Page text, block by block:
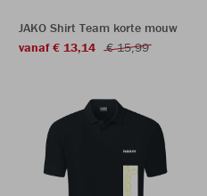
JAKO Shirt Team korte mouw
vanaf € 13,14
€ 15,99